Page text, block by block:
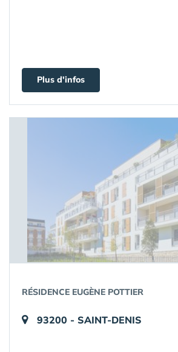
Plus d'infos
RÉSIDENCE EUGÈNE POTTIER
93200 - SAINT-DENIS